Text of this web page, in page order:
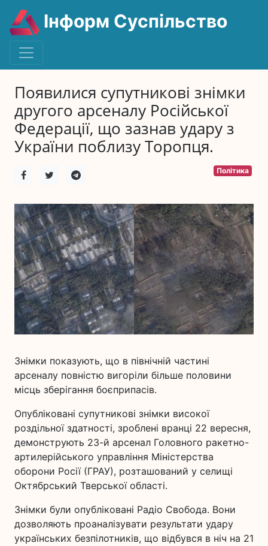
Інформ Суспільство
Появилися супутникові знімки
другого арсеналу Російської
Федерації, що зазнав удару з
України поблизу Торопця.
Політика
Знімки показують, що в північній частині
арсеналу повністю вигоріли більше половини
місць зберігання боєприпасів.
Опубліковані супутникові знімки високої
роздільної здатності, зроблені вранці 22 вересня,
демонструють 23-й арсенал Головного ракетно-
артилерійського управління Міністерства
оборони Росії (ГРАУ), розташований у селищі
Октябрський Тверської області.
Знімки були опубліковані Радіо Свобода. Вони
дозволяють проаналізувати результати удару
українських безпілотників, що відбувся в ніч на 21